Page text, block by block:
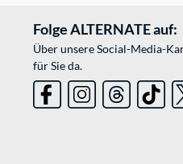
Folge ALTERNATE auf:
Über unsere Social-Media-
für Sie da.